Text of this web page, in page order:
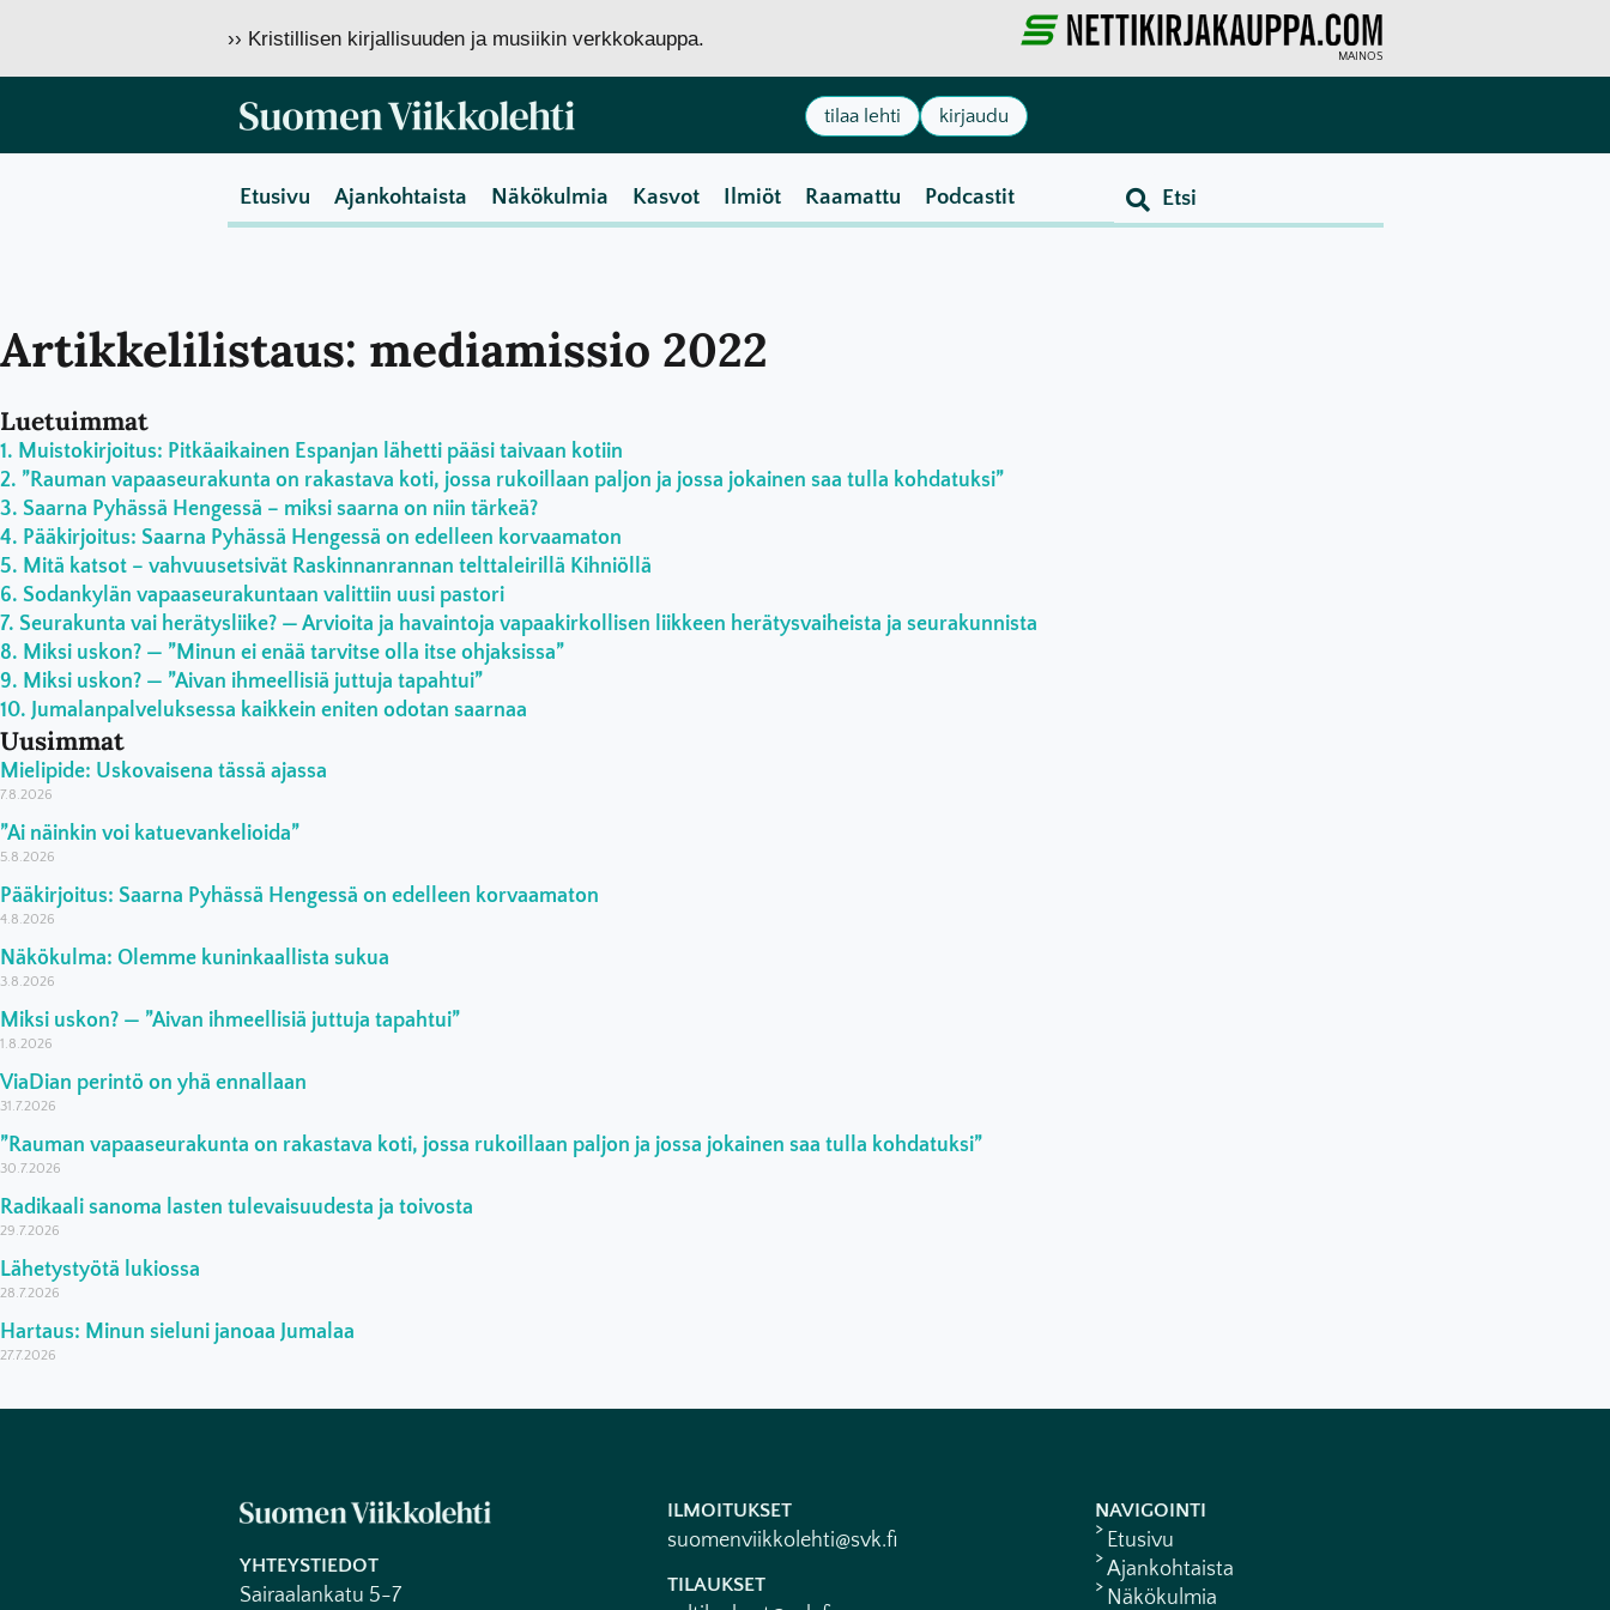
›› Kristillisen kirjallisuuden ja musiikin verkkokauppa.
MAINOS
tilaa lehti kirjaudu
Etusivu Ajankohtaista Näkökulmia Kasvot Ilmiöt Raamattu Podcastit
Artikkelilistaus: mediamissio 2022
Luetuimmat
Muistokirjoitus: Pitkäaikainen Espanjan lähetti pääsi taivaan kotiin
”Rauman vapaaseurakunta on rakastava koti, jossa rukoillaan paljon ja jossa jokainen saa tulla kohdatuksi”
Saarna Pyhässä Hengessä – miksi saarna on niin tärkeä?
Pääkirjoitus: Saarna Pyhässä Hengessä on edelleen korvaamaton
Mitä katsot – vahvuusetsivät Raskinnanrannan telttaleirillä Kihniöllä
Sodankylän vapaaseurakuntaan valittiin uusi pastori
Seurakunta vai herätysliike? — Arvioita ja havaintoja vapaakirkollisen liikkeen herätysvaiheista ja seurakunnista
Miksi uskon? — ”Minun ei enää tarvitse olla itse ohjaksissa”
Miksi uskon? — ”Aivan ihmeellisiä juttuja tapahtui”
Jumalanpalveluksessa kaikkein eniten odotan saarnaa
Uusimmat
Mielipide: Uskovaisena tässä ajassa
7.8.2026
”Ai näinkin voi katuevankelioida”
5.8.2026
Pääkirjoitus: Saarna Pyhässä Hengessä on edelleen korvaamaton
4.8.2026
Näkökulma: Olemme kuninkaallista sukua
3.8.2026
Miksi uskon? — ”Aivan ihmeellisiä juttuja tapahtui”
1.8.2026
ViaDian perintö on yhä ennallaan
31.7.2026
”Rauman vapaaseurakunta on rakastava koti, jossa rukoillaan paljon ja jossa jokainen saa tulla kohdatuksi”
30.7.2026
Radikaali sanoma lasten tulevaisuudesta ja toivosta
29.7.2026
Lähetystyötä lukiossa
28.7.2026
Hartaus: Minun sieluni janoaa Jumalaa
27.7.2026
YHTEYSTIEDOT
Sairaalankatu 5-7
ILMOITUKSET
suomenviikkolehti@svk.fi
TILAUKSET
NAVIGOINTI
Etusivu
Ajankohtaista
Näkökulmia